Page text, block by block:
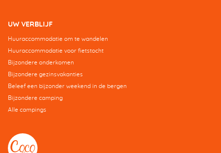
UW VERBLIJF
Huuraccommodatie om te wandelen
Huuraccommodatie voor fietstocht
Bijzondere onderkomen
Bijzondere gezinsvakanties
Beleef een bijzonder weekend in de bergen
Bijzondere camping
Alle campings